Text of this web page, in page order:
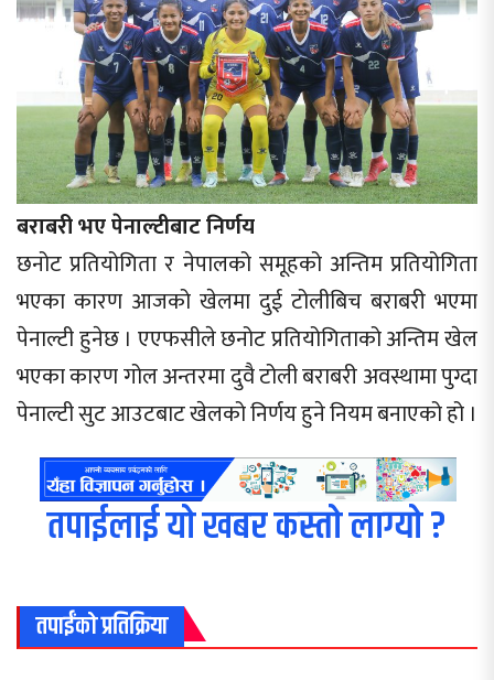
बराबरी भए पेनाल्टीबाट निर्णय
छनोट प्रतियोगिता र नेपालको समूहको अन्तिम प्रतियोगिता
भएका कारण आजको खेलमा दुई टोलीबिच बराबरी भएमा
पेनाल्टी हुनेछ । एएफसीले छनोट प्रतियोगिताको अन्तिम खेल
भएका कारण गोल अन्तरमा दुवै टोली बराबरी अवस्थामा पुग्दा
पेनाल्टी सुट आउटबाट खेलको निर्णय हुने नियम बनाएको हो ।
तपाईलाई यो खबर कस्तो लाग्यो ?
तपाईंको प्रतिक्रिया